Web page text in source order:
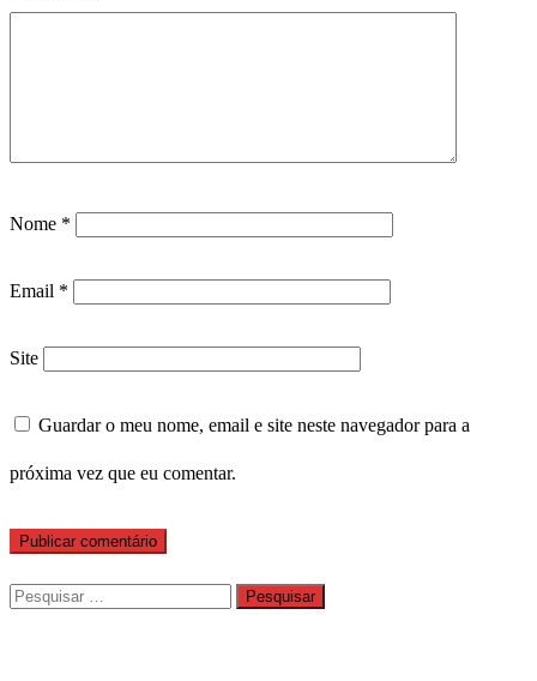
Nome *
Email *
Site
Guardar o meu nome, email e site neste navegador para a
próxima vez que eu comentar.
Pesquisar
por: